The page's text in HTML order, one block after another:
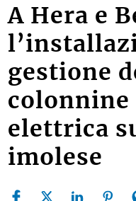
A Hera e
gestione
elettrica
imolese